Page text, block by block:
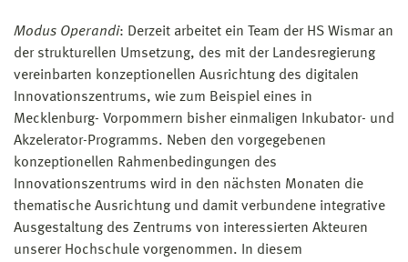
Modus Operandi: Derzeit arbeitet ein Team der HS Wismar an
der strukturellen Umsetzung, des mit der Landesregierung
vereinbarten konzeptionellen Ausrichtung des digitalen
Innovationszentrums, wie zum Beispiel eines in
Mecklenburg- Vorpommern bisher einmaligen Inkubator- und
Akzelerator-Programms. Neben den vorgegebenen
konzeptionellen Rahmenbedingungen des
Innovationszentrums wird in den nächsten Monaten die
thematische Ausrichtung und damit verbundene integrative
Ausgestaltung des Zentrums von interessierten Akteuren
unserer Hochschule vorgenommen. In diesem